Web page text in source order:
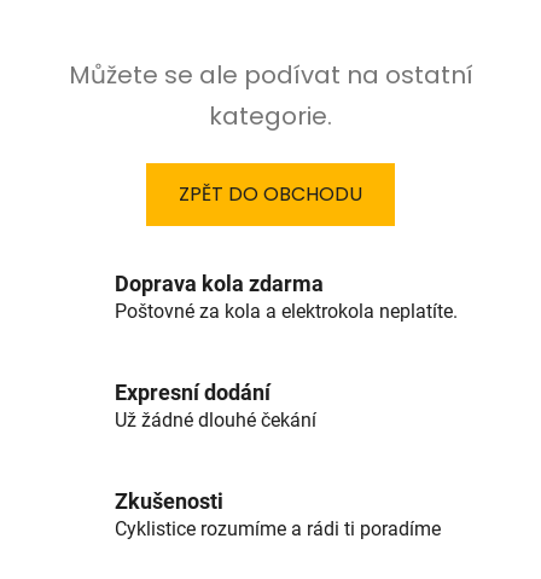
Můžete se ale podívat na ostatní
kategorie.
ZPĚT DO OBCHODU
Doprava kola zdarma
Poštovné za kola a elektrokola neplatíte.
Expresní dodání
Už žádné dlouhé čekání
Zkušenosti
Cyklistice rozumíme a rádi ti poradíme